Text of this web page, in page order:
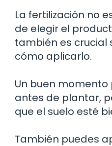
La fertilización no
de elegir el
también es crucial
cómo aplicarlo.
Un buen momento
antes de plantar,
que el suelo esté
También puedes